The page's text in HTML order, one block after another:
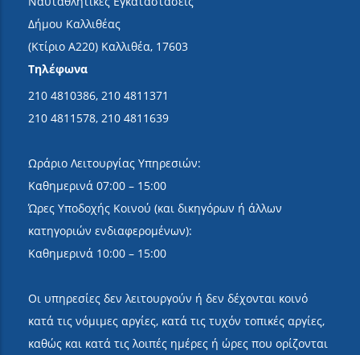
Δήμου Καλλιθέας
(Κτίριο Α220) Καλλιθέα, 17603
Τηλέφωνα
210 4810386, 210 4811371
210 4811578, 210 4811639
Ωράριο Λειτουργίας Υπηρεσιών:
Καθημερινά 07:00 – 15:00
Ώρες Υποδοχής Κοινού (και δικηγόρων ή άλλων
κατηγοριών ενδιαφερομένων):
Καθημερινά 10:00 – 15:00
Οι υπηρεσίες δεν λειτουργούν ή δεν δέχονται κοινό
κατά τις νόμιμες αργίες, κατά τις τυχόν τοπικές αργίες,
καθώς και κατά τις λοιπές ημέρες ή ώρες που ορίζονται